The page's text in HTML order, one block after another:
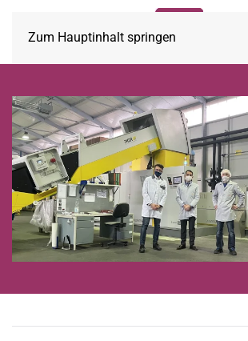
Zum Hauptinhalt springen